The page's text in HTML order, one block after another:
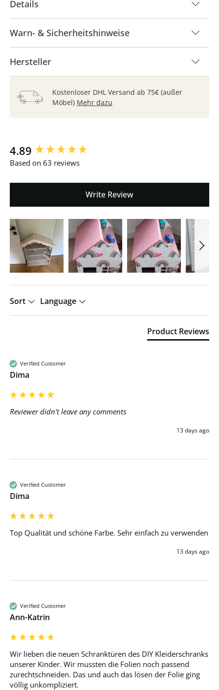
Details
Warn- & Sicherheitshinweise
Hersteller
Kostenloser DHL Versand ab 75€ (außer
Möbel) Mehr dazu
4.89
Based on 63 reviews
Write Review
Sort Language
Product Reviews
Verified Customer
Dima
Reviewer didn't leave any comments
13 days ago
Verified Customer
Dima
13 days ago
Verified Customer
Ann-Katrin
Wir lieben die neuen Schranktüren des DIY Kleiderschranks
unserer Kinder. Wir mussten die Folien noch passend
zurechtschneiden. Das und auch das lösen der Folie ging
völlig unkompliziert.
New content loaded